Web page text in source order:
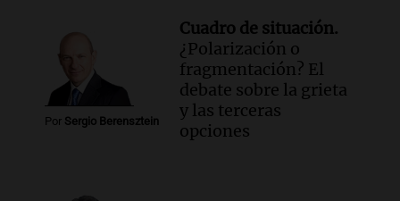
Por Sergio Berensztein
Cuadro de situación.
¿Polarización o
fragmentación? El
debate sobre la grieta
y las terceras
opciones